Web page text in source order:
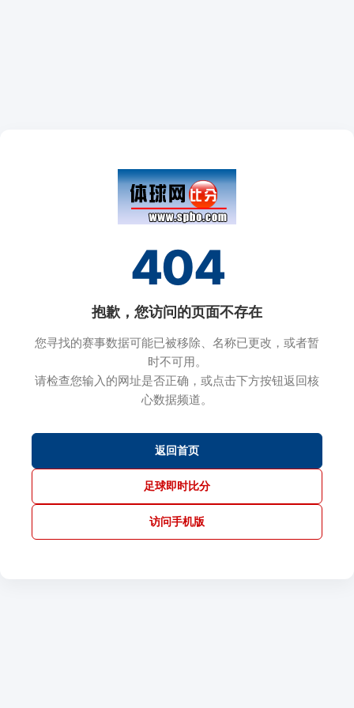
404
抱歉，您访问的页面不存在
您寻找的赛事数据可能已被移除、名称已更改，或者暂
时不可用。
请检查您输入的网址是否正确，或点击下方按钮返回核
心数据频道。
返回首页
足球即时比分
访问手机版